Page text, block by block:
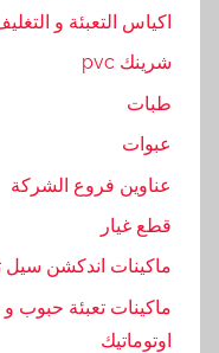
اكياس التعبئة و
شرينك pvc
طبات
عبوات
عناوين فروع الشركة
قطع غيار
ماكينات اندكشن سيل
ماكينات تعبئة حبوب
اوتوماتيك